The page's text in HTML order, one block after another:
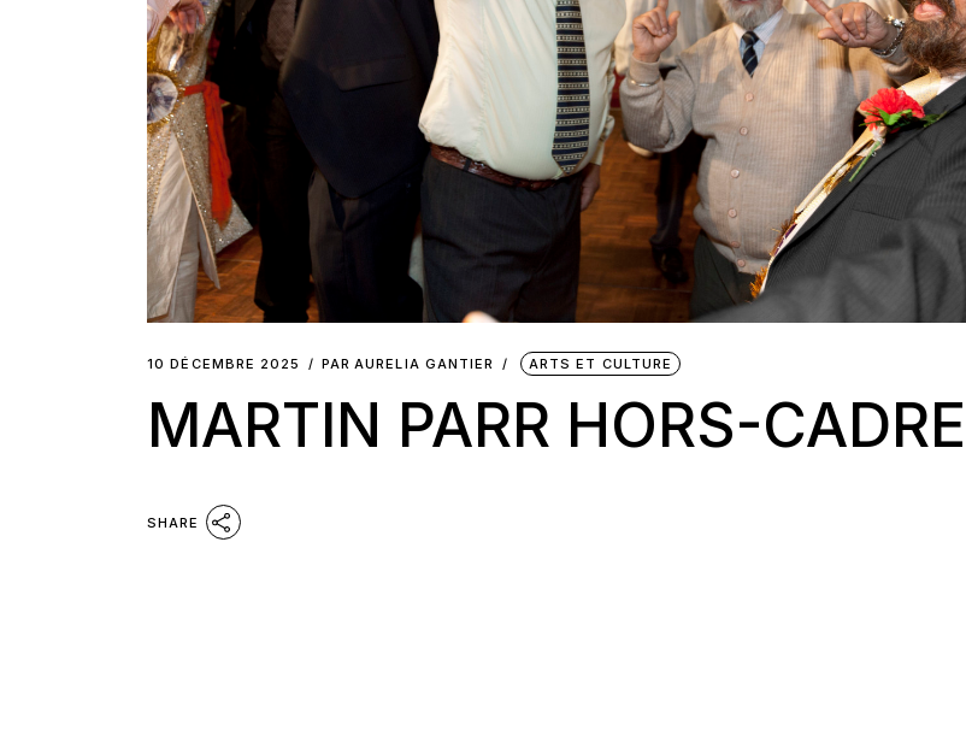
10 DÉCEMBRE 2025 PAR AURELIA GANTIER ARTS ET CULTURE
MARTIN PARR HORS-CADRE
SHARE